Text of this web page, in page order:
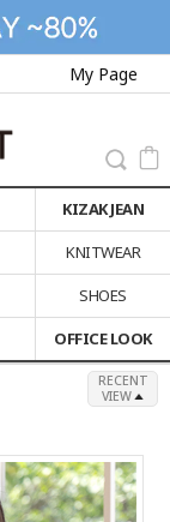
My Page
KIZAK JEAN
KNITWEAR
SHOES
OFFICE LOOK
RECENT
VIEW